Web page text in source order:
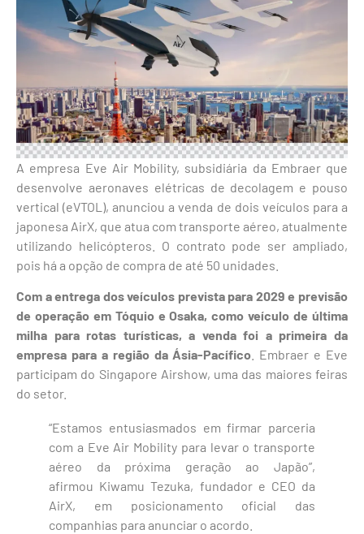
A empresa Eve Air Mobility, subsidiária da Embraer que
desenvolve aeronaves elétricas de decolagem e pouso
vertical (eVTOL), anunciou a venda de dois veículos para a
japonesa AirX, que atua com transporte aéreo, atualmente
utilizando helicópteros. O contrato pode ser ampliado,
pois há a opção de compra de até 50 unidades.
Com a entrega dos veículos prevista para 2029 e previsão
de operação em Tóquio e Osaka, como veículo de última
milha para rotas turísticas, a venda foi a primeira da
empresa para a região da Ásia-Pacífico . Embraer e Eve
participam do Singapore Airshow, uma das maiores feiras
do setor.
“Estamos entusiasmados em firmar parceria
com a Eve Air Mobility para levar o transporte
aéreo da próxima geração ao Japão”,
afirmou Kiwamu Tezuka, fundador e CEO da
AirX, em posicionamento oficial das
companhias para anunciar o acordo.